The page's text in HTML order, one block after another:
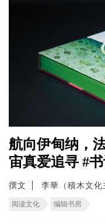
航向伊甸纳，
宙真爱追寻 #
撰文 李華（積木文
阅读文化 编辑书房